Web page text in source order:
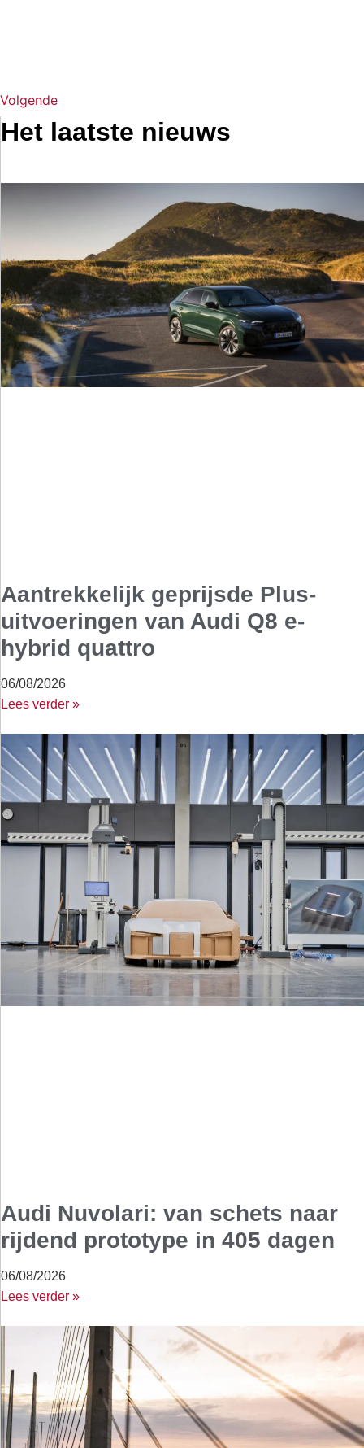
Volgende
Het laatste nieuws
Aantrekkelijk geprijsde Plus-
uitvoeringen van Audi Q8 e-
hybrid quattro
06/08/2026
Lees verder »
Audi Nuvolari: van schets naar
rijdend prototype in 405 dagen
06/08/2026
Lees verder »